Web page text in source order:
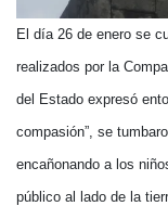
El día 26 de enero se
realizados por la
del Estado expresó
compasión”, se
encañonando a los
público al lado de la